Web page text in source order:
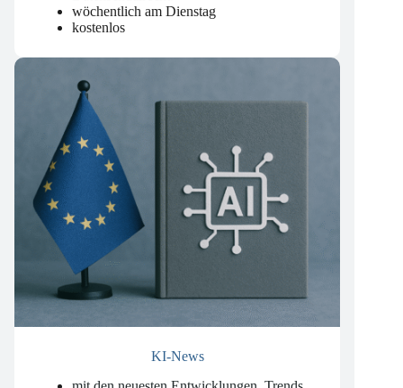
Datenschutzrecht.
wöchentlich am Dienstag